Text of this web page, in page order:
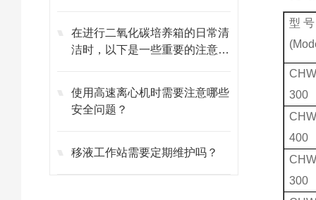
在进行二氧化碳培养箱的日常清
洁时，以下是一些重要的注意事
使用高速离心机时需要注意哪些
安全问题？
移液工作站需要定期维护吗？
型 号
300
400
300